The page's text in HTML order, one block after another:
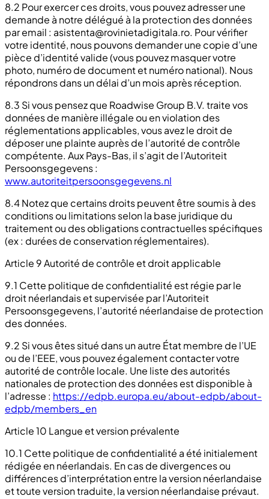
8.2 Pour exercer ces droits, vous pouvez adresser une
demande à notre délégué à la protection des données
par email : asistenta@rovinietadigitala.ro. Pour vérifier
votre identité, nous pouvons demander une copie d’une
pièce d’identité valide (vous pouvez masquer votre
photo, numéro de document et numéro national). Nous
répondrons dans un délai d’un mois après réception.
8.3 Si vous pensez que Roadwise Group B.V. traite vos
données de manière illégale ou en violation des
réglementations applicables, vous avez le droit de
déposer une plainte auprès de l’autorité de contrôle
compétente. Aux Pays-Bas, il s’agit de l’Autoriteit
Persoonsgegevens :
www.autoriteitpersoonsgegevens.nl
8.4 Notez que certains droits peuvent être soumis à des
conditions ou limitations selon la base juridique du
traitement ou des obligations contractuelles spécifiques
(ex : durées de conservation réglementaires).
Article 9 Autorité de contrôle et droit applicable
9.1 Cette politique de confidentialité est régie par le
droit néerlandais et supervisée par l’Autoriteit
Persoonsgegevens, l’autorité néerlandaise de protection
des données.
9.2 Si vous êtes situé dans un autre État membre de l’UE
ou de l’EEE, vous pouvez également contacter votre
autorité de contrôle locale. Une liste des autorités
nationales de protection des données est disponible à
l’adresse : https://edpb.europa.eu/about-edpb/about-
edpb/members_en
Article 10 Langue et version prévalente
10.1 Cette politique de confidentialité a été initialement
rédigée en néerlandais. En cas de divergences ou
différences d’interprétation entre la version néerlandaise
et toute version traduite, la version néerlandaise prévaut.